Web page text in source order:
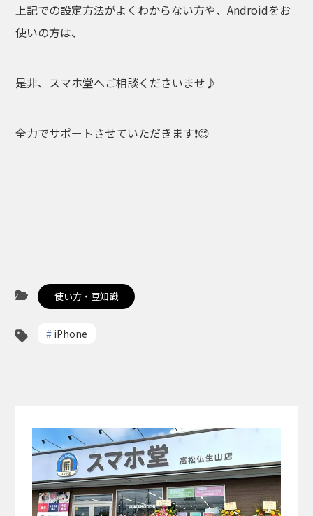
上記での設定方法がよくわからない方や、Androidをお
使いの方は、
是非、スマホ堂へご相談くださいませ♪
全力でサポートさせていただきます❗😊
使い方・豆知識
# iPhone